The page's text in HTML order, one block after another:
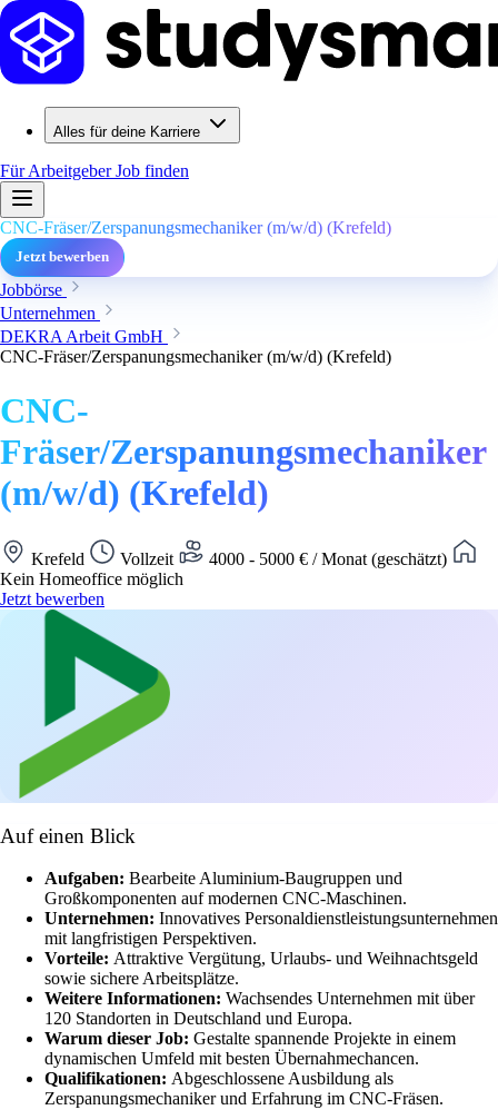
Alles für deine Karriere
Für ArbeitgeberJob finden
CNC-Fräser/Zerspanungsmechaniker (m/w/d) (Krefeld)
Jetzt bewerben
Jobbörse
Unternehmen
DEKRA Arbeit GmbH
CNC-Fräser/Zerspanungsmechaniker (m/w/d) (Krefeld)
CNC-
Fräser/Zerspanungsmechaniker
(m/w/d) (Krefeld)
Krefeld Vollzeit
4000 - 5000 € / Monat (geschätzt)
Kein Homeoffice möglich
Jetzt bewerben
Auf einen Blick
Aufgaben: Bearbeite Aluminium-Baugruppen und
Großkomponenten auf modernen CNC-Maschinen.
Unternehmen: Innovatives Personaldienstleistungsunternehmen
mit langfristigen Perspektiven.
Vorteile: Attraktive Vergütung, Urlaubs- und Weihnachtsgeld
sowie sichere Arbeitsplätze.
Weitere Informationen: Wachsendes Unternehmen mit über
120 Standorten in Deutschland und Europa.
Warum dieser Job: Gestalte spannende Projekte in einem
dynamischen Umfeld mit besten Übernahmechancen.
Qualifikationen: Abgeschlossene Ausbildung als
Zerspanungsmechaniker und Erfahrung im CNC-Fräsen.